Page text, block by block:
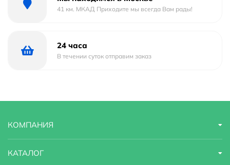
41 км. МКАД Приходите мы всегда Вам рады!
24 часа
В течении суток отправим заказ
КОМПАНИЯ
КАТАЛОГ